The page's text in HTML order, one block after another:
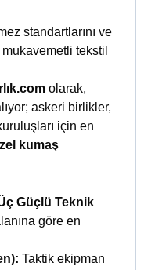
standartlarını ve
tekstil
olarak,
askeri birlikler,
için en
kumaş
Güçlü Teknik
göre en
Taktik ekipman